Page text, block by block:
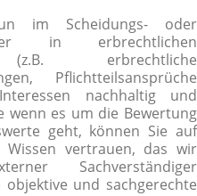
im Scheidungs- oder
in erbrechtlichen
(z.B. erbrechtliche
Pflichtteilsansprüche
nachhaltig und
wenn es um die Bewertung
geht, können Sie auf
Wissen vertrauen, das wir
Sachverständiger
und sachgerechte